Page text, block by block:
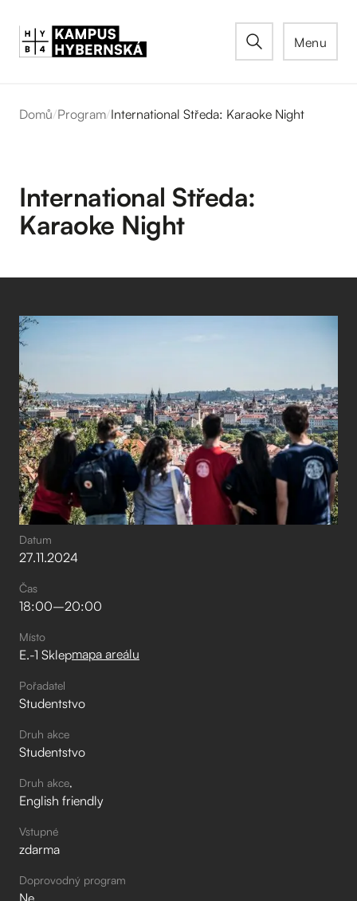
Menu
Domů/Program/International Středa: Karaoke Night
International Středa:
Karaoke Night
Datum
27.11.2024
Čas
18:00–⁠20:00
Místo
E.-1 Sklepmapa areálu
Pořadatel
Studentstvo
Druh akce
Studentstvo
Druh akce
English friendly
Vstupné
zdarma
Doprovodný program
Ne